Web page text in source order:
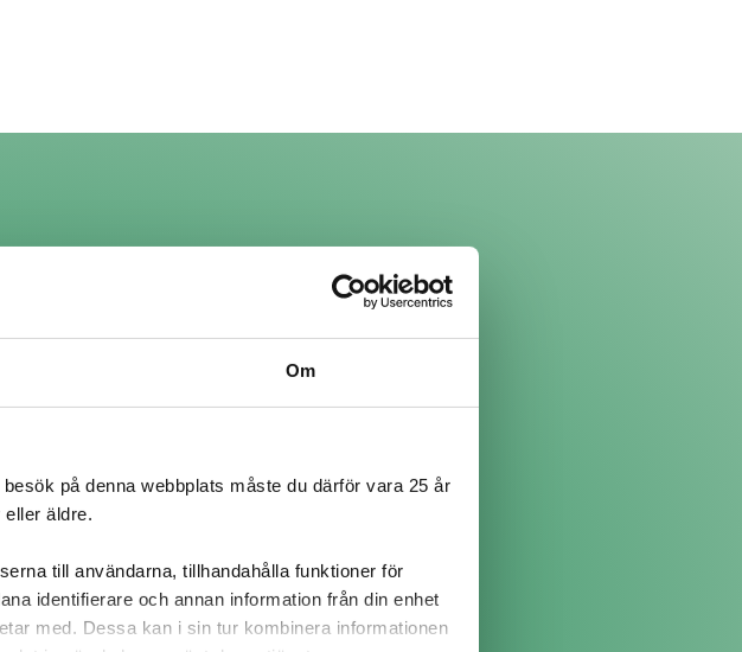
Om
besök på denna webbplats måste du därför vara 25 år
äldre.
till användarna, tillhandahålla funktioner för
identifierare och annan information från din enhet
med. Dessa kan i sin tur kombinera informationen
du tar i jäst. Så kör på!